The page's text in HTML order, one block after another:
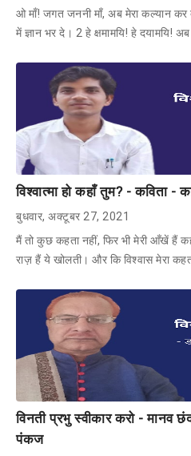
ओ माँ! जगत जननी माँ, अब मेरा कल्यान कर
में ज्ञान भर दे। 2 हे क्षमामयि! हे दयामयि! अब
विश्वात्मा हो कहाँ तुम? - कविता -
बुधवार, अक्टूबर 27, 2021
मैं तो कुछ कहता नहीं, फिर भी मेरी आँखें हैं
राज़ हैं ये खोलती। और कि विश्वास मेरा
विनती प्रभु स्वीकार करो - मानव
पंकज